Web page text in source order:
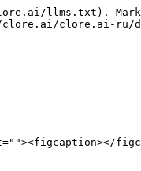
llms.txt).
clore.ai-ru/